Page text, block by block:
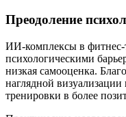
Преодоление
ИИ-комплексы в фитнес-
психологическими
низкая самооценка.
наглядной визуализации
тренировки в более